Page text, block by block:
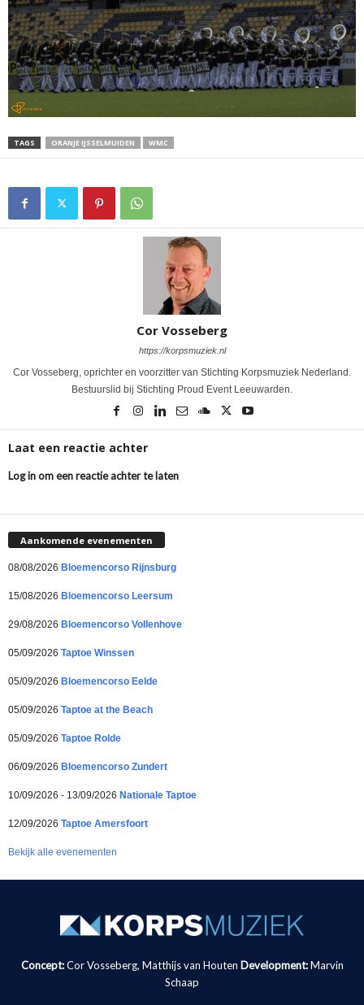
TAGS ORANJE IJSSELMUIDEN WMC
Cor Vosseberg
https://korpsmuziek.nl
Cor Vosseberg, oprichter en voorzitter van Stichting Korpsmuziek Nederland.
Bestuurslid bij Stichting Proud Event Leeuwarden.
Laat een reactie achter
Log in om een reactie achter te laten
Aankomende evenementen
08/08/2026 Bloemencorso Rijnsburg
15/08/2026 Bloemencorso Leersum
29/08/2026 Bloemencorso Vollenhove
05/09/2026 Taptoe Winssen
05/09/2026 Bloemencorso Eelde
05/09/2026 Taptoe at the Beach
05/09/2026 Taptoe Rolde
06/09/2026 Bloemencorso Zundert
10/09/2026 - 13/09/2026 Nationale Taptoe
12/09/2026 Taptoe Amersfoort
Bekijk alle evenementen
Concept:Cor Vosseberg, Matthijs van Houten Development: Marvin
Schaap